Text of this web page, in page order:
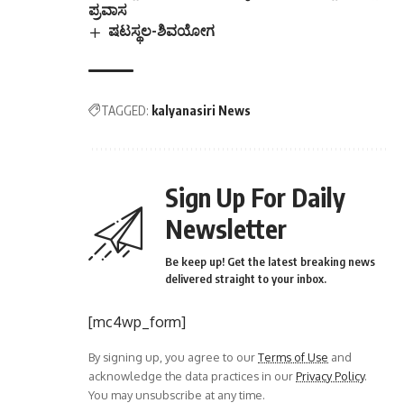
ಪ್ರವಾಸ
ಷಟಸ್ಥಲ-ಶಿವಯೋಗ
TAGGED: kalyanasiri News
Sign Up For Daily
Newsletter
Be keep up! Get the latest breaking news
delivered straight to your inbox.
[mc4wp_form]
By signing up, you agree to ourTerms of Use and
acknowledge the data practices in ourPrivacy Policy.
You may unsubscribe at any time.